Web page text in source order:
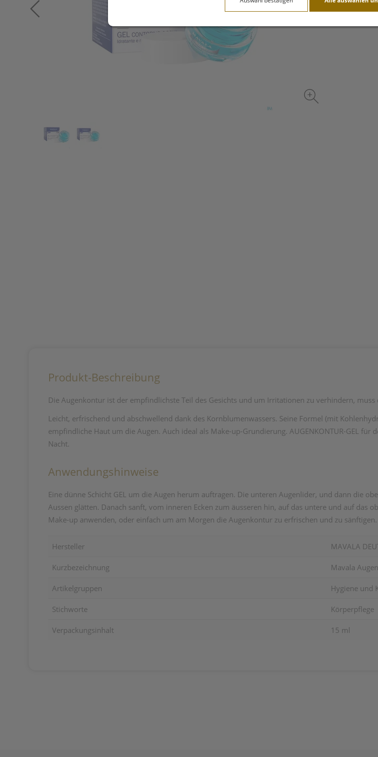
Produkt-Beschreibung
Die Augenkontur ist der empfindlichste Teil des Gesichts und um Irritationen zu verhindern,
Leicht, erfrischend und abschwellend dank des Kornblumenwassers. Seine Formel (mit
empfindliche Haut um die Augen. Auch ideal als Make-up-Grundierung. AUGENKONTUR-GEL
Nacht.
Anwendungshinweise
Eine dünne Schicht GEL um die Augen herum auftragen. Die unteren Augenlider, und dann die
Aussen glätten. Danach sanft, vom inneren Ecken zum äusseren hin, auf das untere und auf
Make-up anwenden, oder einfach um am Morgen die Augenkontur zu erfrischen und zu sänftigen.
Hersteller MAVALA
Kurzbezeichnung Mavala
Artikelgruppen Hygiene und
Stichworte Körperpflege
Verpackungsinhalt 15 ml